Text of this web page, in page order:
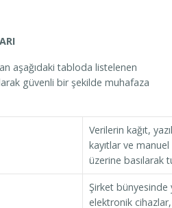
aşağıdaki tabloda listelenen
güvenli bir şekilde muhafaza
Verilerin kağıt,
kayıtlar ve
üzerine basılarak
Şirket bünyesinde
elektronik cihazlar,